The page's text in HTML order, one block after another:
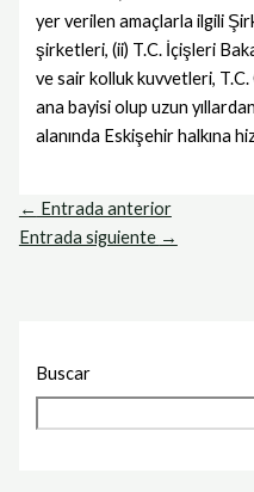
yer verilen amaçlarla ilgili
şirketleri, (ii) T.C. İçişleri
ve sair kolluk kuvvetleri, T.C.
ana bayisi olup uzun
alanında Eskişehir halkına
← Entrada anterior
Entrada siguiente →
Buscar